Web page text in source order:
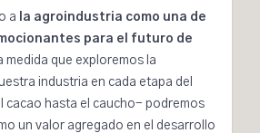
a
la agroindustria como una de
para el futuro de
medida que exploremos la
industria en cada etapa del
cacao hasta el caucho- podremos
un valor agregado en el desarrollo